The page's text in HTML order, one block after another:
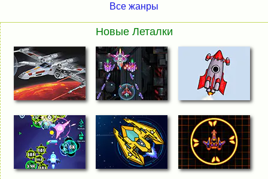
Все жанры
Новые Леталки